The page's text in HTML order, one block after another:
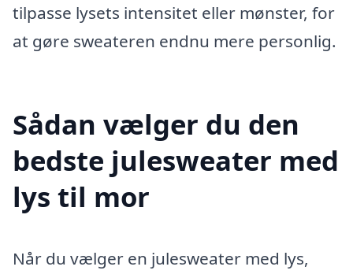
tilpasse lysets intensitet eller mønster, for
at gøre sweateren endnu mere personlig.
Sådan vælger du den
bedste julesweater med
lys til mor
Når du vælger en julesweater med lys,